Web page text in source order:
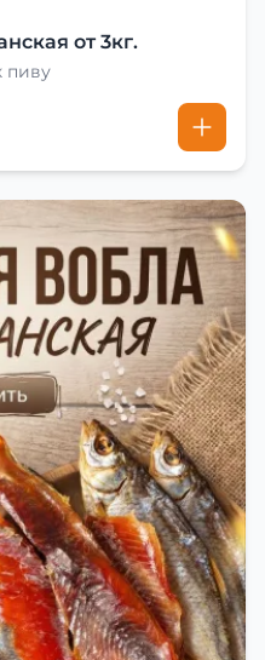
от 3кг.
пиву